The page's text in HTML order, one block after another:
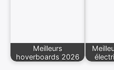
Meilleurs
hoverboards 2026